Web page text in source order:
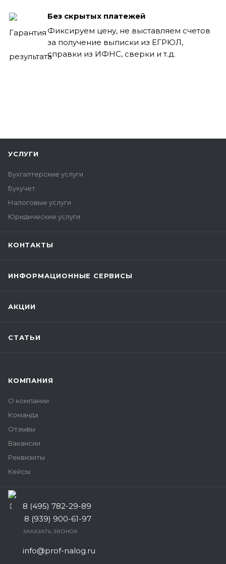
Без скрытых платежей
Фиксируем цену, не выставляем счетов
за получение выписки из ЕГРЮЛ,
справки из ИФНС, сверки и т.д.
УСЛУГИ
Бухгалтерские услуги
Бухучет
Налоговые услуги
Юридические услуги
КОНТАКТЫ
ИНФОРМАЦИОННЫЕ СЕРВИСЫ
АКЦИИ
СТАТЬИ
КОМПАНИЯ
О компании
Команда
Отзывы
Вакансии
Реквизиты
Кейсы
8 (495) 782-29-89
8 (939) 900-61-97
ЗАКАЗАТЬ ЗВОНОК
info@prof-nalog.ru